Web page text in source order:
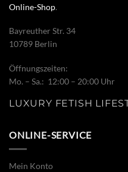
Online-Shop.
Bayreuther Str. 34
10789 Berlin
Öffnungszeiten:
Mo. – Sa.: 12:00 – 20:00 Uhr
LUXURY FETISH
ONLINE-SERVICE
Mein Konto